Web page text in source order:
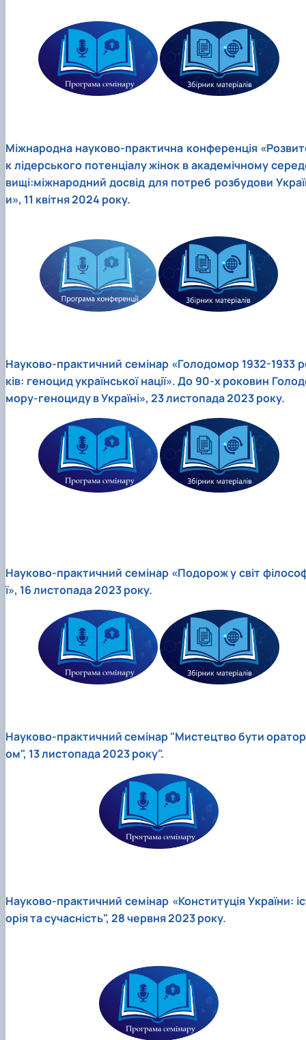
Міжнародна науково-практична конференція
к лідерського потенціалу жінок в академічному
вищі:міжнародний досвід для потреб розбудови
и», 11 квітня 2024 року.
Науково-практичний семінар «Голодомор 1932-1933
ків: геноцид української нації». До 90-х роковин
мору-геноциду в Україні», 23 листопада 2023 року.
Науково-практичний cемінар «Подорож у світ
ї», 16 листопада 2023 року.
Науково-практичний семінар "Мистецтво бути оратор
ом", 13 листопада 2023 року".
Науково-практичний семінар «Конституція України:
орія та сучасність", 28 червня 2023 року.